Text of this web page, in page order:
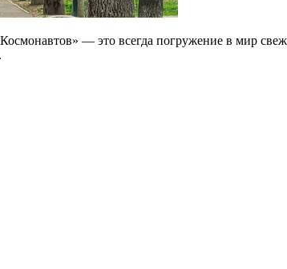
— это всегда погружение в мир